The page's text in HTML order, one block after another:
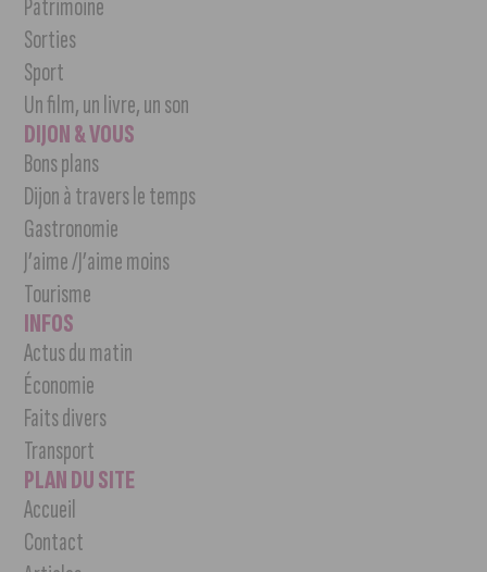
Patrimoine
Sorties
Sport
Un film, un livre, un son
DIJON & VOUS
Bons plans
Dijon à travers le temps
Gastronomie
J’aime /J’aime moins
Tourisme
INFOS
Actus du matin
Économie
Faits divers
Transport
PLAN DU SITE
Accueil
Contact